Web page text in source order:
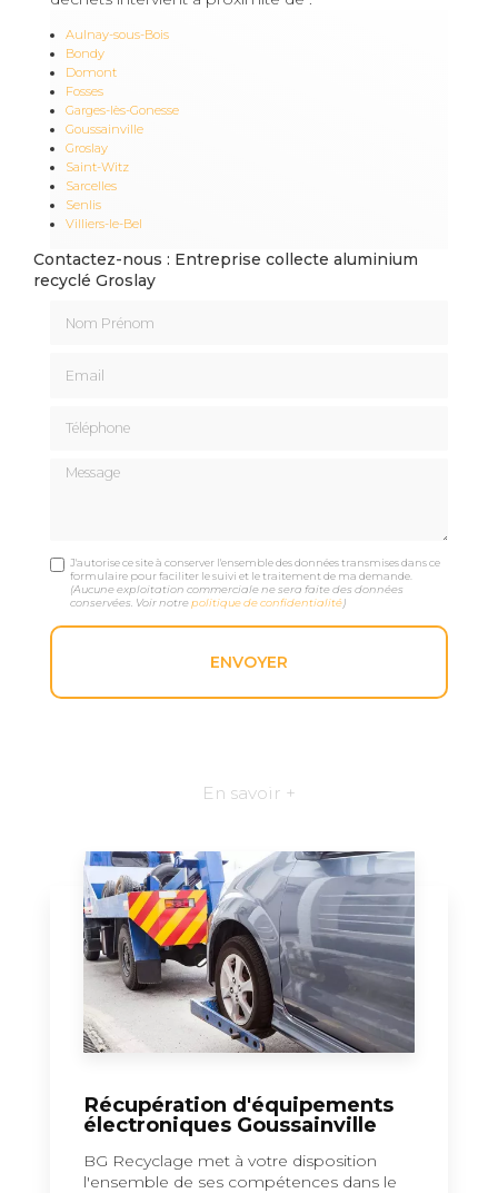
Aulnay-sous-Bois
Bondy
Domont
Fosses
Garges-lès-Gonesse
Goussainville
Groslay
Saint-Witz
Sarcelles
Senlis
Villiers-le-Bel
Contactez-nous : Entreprise collecte aluminium
recyclé Groslay
Message
J'autorise ce site à conserver l'ensemble des données transmises dans ce
formulaire pour faciliter le suivi et le traitement de ma demande.
(Aucune exploitation commerciale ne sera faite des données
conservées. Voir notrepolitique de confidentialité)
En savoir +
Récupération d'équipements
électroniques Goussainville
BG Recyclage met à votre disposition
l'ensemble de ses compétences dans le